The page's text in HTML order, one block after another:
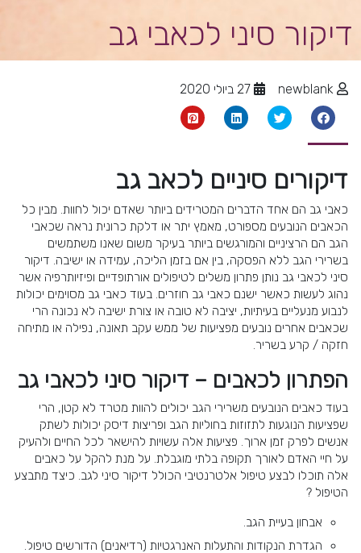
דיקור סיני לכאבי גב
דיקורים סיניים לכאב גב
כאבי גב הם אחד הדברים המטרידים ביותר שאדם יכול לחוות. מבין כל
הכאבים הנובעים מספורט, מאמץ יתר או דלקת כרונית נראה שכאבי
הגב הם הרציניים והמורגשים ביותר בעיקר משום שאנו משתמשים
בשרירי הגב ללא הפסקה, בין אם בזמן הליכה, עמידה או ישיבה. דיקור
סיני לכאבי גב נותן פתרון משלים לטיפולים אורתופדיים ופיזיותרפיה אשר
נהוג לעשות כאשר ישנם כאבי גב חוזרים. בעוד כאבי גב מסוימים יכולות
לנבוע מנעליים בעיתיות, יציבה לא טובה או צורת ישיבה לא נכונה הרי
שכאבים אחרים נובעים מפציעות של ממש עקב תאונה, נפילה או מתיחה
חזקה / קרע בשריר.
הפתרון לכאבים – דיקור סיני לכאבי גב
בעוד כאבים הנובעים משרירי הגב יכולים להוות מטרד לא קטן, הרי
שפציעות הנוגעות לתזוזות בחוליות הגב ופריצות דיסק יכולות לשתק
אנשים לפרק זמן ארוך. פציעות אלה עשויות להישאר לכל החיים ולהעיק
על חיי האדם לאורך תקופה בלתי מוגבלת. על מנת להקל על כאבים
אלה תוכלו לבצע טיפול אלטרנטיבי הכולל דיקור סיני לגב. כיצד מתבצע
הטיפול ?
אבחון בעיית הגב.
הגדרת הנקודות והתעלות האנרגטיות (רדיאנים) הדורשים טיפול.